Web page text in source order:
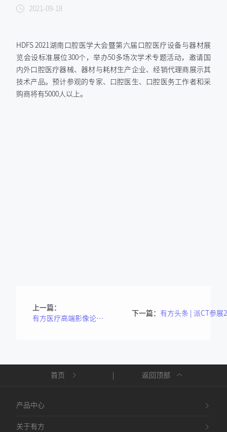
2021-09-18
HDFS 2021湖南口腔医学大会暨第六届口腔医疗设备与器材展
览会设标准展位300个，举办50多场次学术专题活动，邀请国
内外口腔医疗器械、器材与耗材生产企业、经销代理商展示其
技术产品。预计参观的专家、口腔医生、口腔医务工作者和采
购商将有5000人以上。
上一篇：
有方医疗高端影像论坛走进武汉
下一篇：
首页 返回顶部
产品中心
关于有方